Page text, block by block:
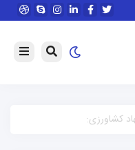
کشاورزی: